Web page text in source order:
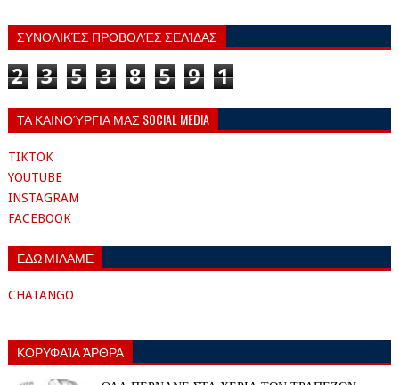
ΣΥΝΟΛΙΚΈΣ ΠΡΟΒΟΛΈΣ ΣΕΛΊΔΑΣ
2 3 5 3 8 5 9 1
ΤΑ ΚΑΙΝΟΎΡΓΙΑ ΜΑΣ SOCIAL MEDIA
TIKTOK
YOUTUBE
INSTAGRAM
FACEBOOK
ΕΔΩ ΜΙΛΑΜΕ
CHATANGO
ΚΟΡΥΦΑΊΑ ΆΡΘΡΑ